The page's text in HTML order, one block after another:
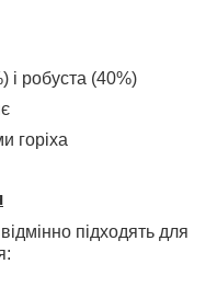
і робуста (40%)
горіха
підходять для